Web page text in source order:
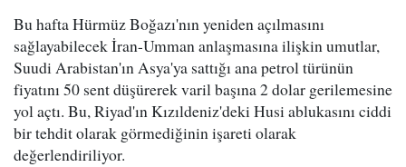
Bu hafta Hürmüz Boğazı'nın yeniden açılmasını
sağlayabilecek İran-Umman anlaşmasına ilişkin umutlar,
Suudi Arabistan'ın Asya'ya sattığı ana petrol türünün
fiyatını 50 sent düşürerek varil başına 2 dolar gerilemesine
yol açtı. Bu, Riyad'ın Kızıldeniz'deki Husi ablukasını ciddi
bir tehdit olarak görmediğinin işareti olarak
değerlendiriliyor.